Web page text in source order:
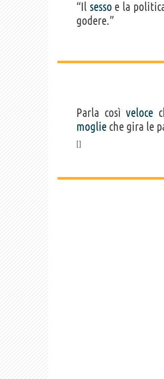
“Il sesso e la
godere.”
Parla così veloce
moglie che gira le